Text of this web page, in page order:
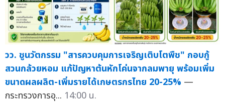
วว. ชูนวัตกรรม "สารควบคุมการเจริญเติบโตพืช" กอบกู้
สวนกล้วยหอม แก้ปัญหาต้นหักโค่นจากลมพายุ พร้อมเพิ่ม
ขนาดผลผลิต-เพิ่มรายได้เกษตรกรไทย 20-25% —
กระทรวงการอุ... 14:00 น.